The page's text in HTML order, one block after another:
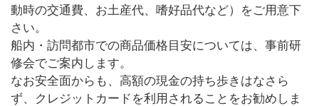
動時の交通費、お土産代、嗜好品代など）をご用意下
さい。
船内・訪問都市での商品価格目安については、事前研
修会でご案内します。
なお安全面からも、高額の現金の持ち歩きはなさら
ず、クレジットカードを利用されることをお勧めしま